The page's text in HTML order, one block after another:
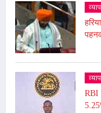
पहनकर आए,
RBI